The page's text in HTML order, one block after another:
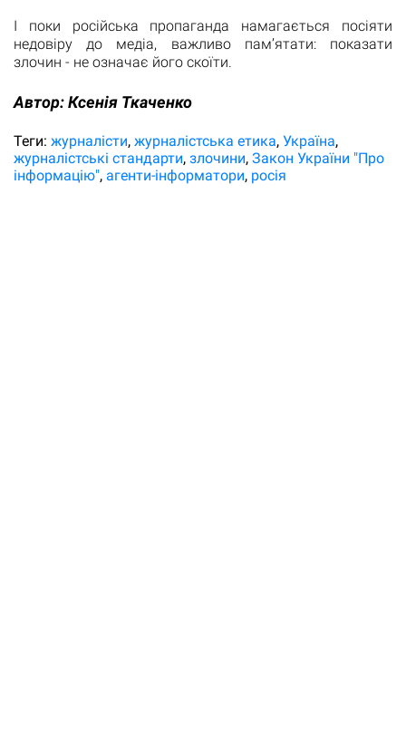
І поки російська пропаганда намагається посіяти
недовіру до медіа, важливо пам’ятати: показати
злочин - не означає його скоїти.
Автор:Ксенія Ткаченко
Теги: журналісти журналістська етика Україна
журналістські стандарти злочини Закон України "Про
інформацію" агенти-інформатори росія